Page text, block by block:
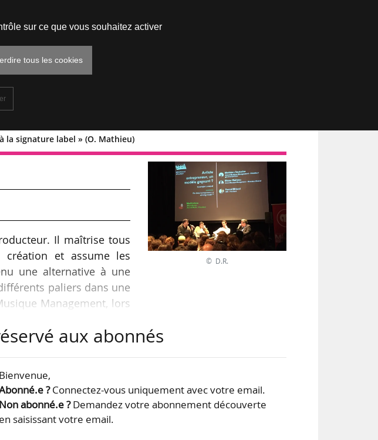
la signature label » (O. Mathieu)
une
Il maîtrise tous
et assume les
une alternative à une
paliers dans une
Management, lors
fait partie, avec
image, sa carrière, sur
© D.R.
aux abonnés
Bienvenue,
?Connectez-vous uniquement avec votre email.
Non abonné.e ?Demandez votre abonnement découverte
en saisissant votre email.
sur ce que vous souhaitez activer
tous les cookies